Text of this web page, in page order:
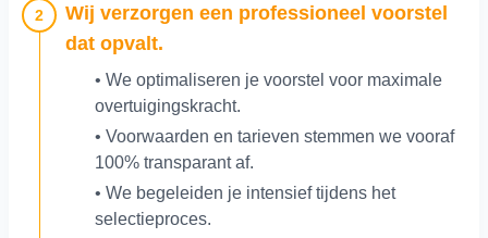
2
Wij verzorgen een professioneel voorstel
dat opvalt.
• We optimaliseren je voorstel voor maximale
overtuigingskracht.
• Voorwaarden en tarieven stemmen we vooraf
100% transparant af.
• We begeleiden je intensief tijdens het
selectieproces.